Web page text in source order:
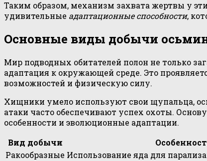
Таким образом, механизм захвата жертвы у
удивительные адаптационные способности,
Основные виды добычи
Мир подводных обитателей полон не только
адаптация к окружающей среде. Это
возможностей и физическую силу.
Хищники умело используют свои щупальца,
атаки часто обеспечивают успех охоты.
особенности и эволюционные адаптации.
Вид добычи
Ракообразные Использование яда для